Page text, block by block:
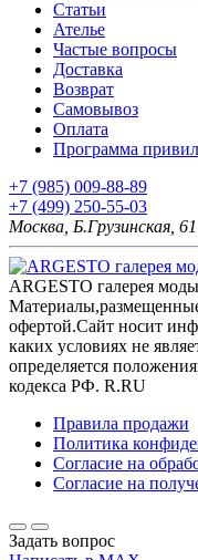
Статьи
Ателье
Частые вопросы
Доставка
Возврат
Самовывоз
Оплата
Программа
+7 (985) 009-88-89
+7 (499) 250-55-03
Москва, Б.Грузинская,
ARGESTO галерея
офертой.Сайт носит
каких условиях не
определяется
кодекса РФ. R.RU
Правила продажи
Политика
Согласие на
Согласие на
Задать вопрос